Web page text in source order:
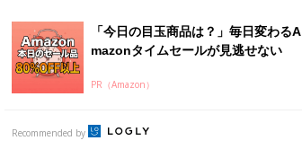
「今日の目玉商品は？」毎日変わるA
mazonタイムセールが見逃せない
PR（Amazon）
Recommended by